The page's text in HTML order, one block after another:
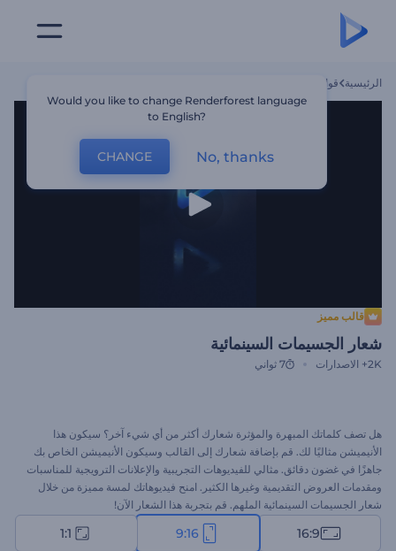
الرئيسية قوالب
قالب مميز
شعار الجسيمات السينمائية
2K+ الاصدارات 7 ثواني
هل تصف كلماتك المبهرة والمؤثرة شعارك أكثر من أي شيء آخر؟ سيكون هذا
الأنيميشن مثاليًا لك. قم بإضافة شعارك إلى القالب وسيكون الأنيميشن الخاص بك
جاهزًا في غضون دقائق. مثالي للفيديوهات التجريبية والإعلانات الترويجية للمناسبات
ومقدمات العروض التقديمية وغيرها الكثير. امنح فيديوهاتك لمسة مميزة من خلال
شعار الجسيمات السينمائية الملهم. قم بتجربة هذا الشعار الآن!
16:9
9:16
1:1
Would you like to change Renderforest language
to English?
CHANGE No, thanks